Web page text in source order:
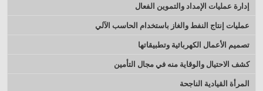
إدارة‭ ‬عمليات الإمداد والتموين الفعال
عمليات إنتاج النفط والغاز باستخدام الحاسب الآلي
تصميم الأعمال الكهربائية وتطبيقاتها
كشف الاحتيال والوقاية منه في مجال التأمين
المرأة القيادية الناجحة